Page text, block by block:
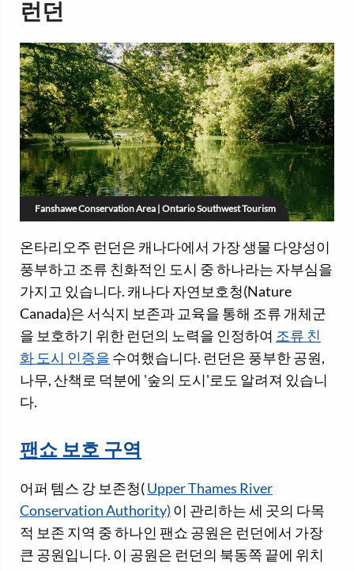
런던
Fanshawe Conservation Area | Ontario Southwest Tourism
온타리오주 런던은 캐나다에서 가장 생물 다양성이
풍부하고 조류 친화적인 도시 중 하나라는 자부심을
가지고 있습니다. 캐나다 자연보호청(Nature
Canada)은 서식지 보존과 교육을 통해 조류 개체군
을 보호하기 위한 런던의 노력을 인정하여 조류 친
화 도시 인증을 수여했습니다. 런던은 풍부한 공원,
나무, 산책로 덕분에 '숲의 도시'로도 알려져 있습니
다.
팬쇼 보호 구역
어퍼 템스 강 보존청(Upper Thames River
Conservation Authority) 이 관리하는 세 곳의 다목
적 보존 지역 중 하나인 팬쇼 공원은 런던에서 가장
큰 공원입니다. 이 공원은 런던의 북동쪽 끝에 위치